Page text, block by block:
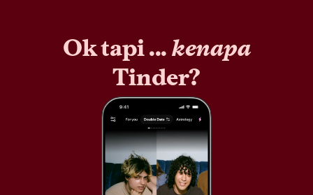
Ok tapi ...kenapa
Tinder?